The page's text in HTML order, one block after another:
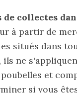
collectes
à partir de
situés dans
ne
et
si vous